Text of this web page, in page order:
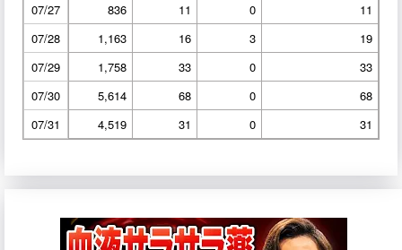
07/27
836 11 0
11
07/28
1,163 16 3
19
07/29
1,758 33 0
33
07/30
5,614 68 0
68
07/31
4,519 31 0 31